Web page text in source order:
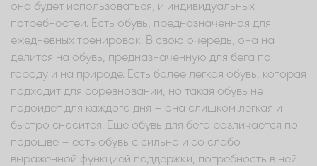
она будет использоваться, и индивидуальных
потребностей. Есть обувь, предназначенная для
ежедневных тренировок. В свою очередь, она на
делится на обувь, предназначенную для бега по
городу и на природе. Есть более легкая обувь, которая
подходит для соревнований, но такая обувь не
подойдет для каждого дня – она слишком легкая и
быстро сносится. Еще обувь для бега различается по
подошве – есть обувь с сильно и со слабо
выраженной функцией поддержки, потребность в ней